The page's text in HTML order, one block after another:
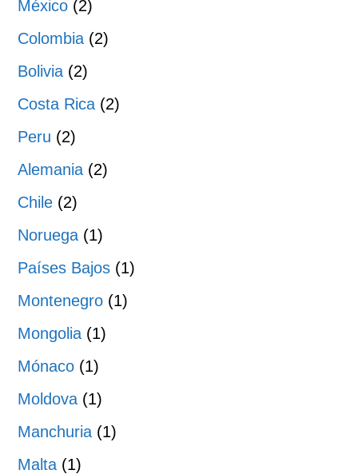
México (2)
Colombia (2)
Bolivia (2)
Costa Rica (2)
Peru (2)
Alemania (2)
Chile (2)
Noruega (1)
Países Bajos (1)
Montenegro (1)
Mongolia (1)
Mónaco (1)
Moldova (1)
Manchuria (1)
Malta (1)